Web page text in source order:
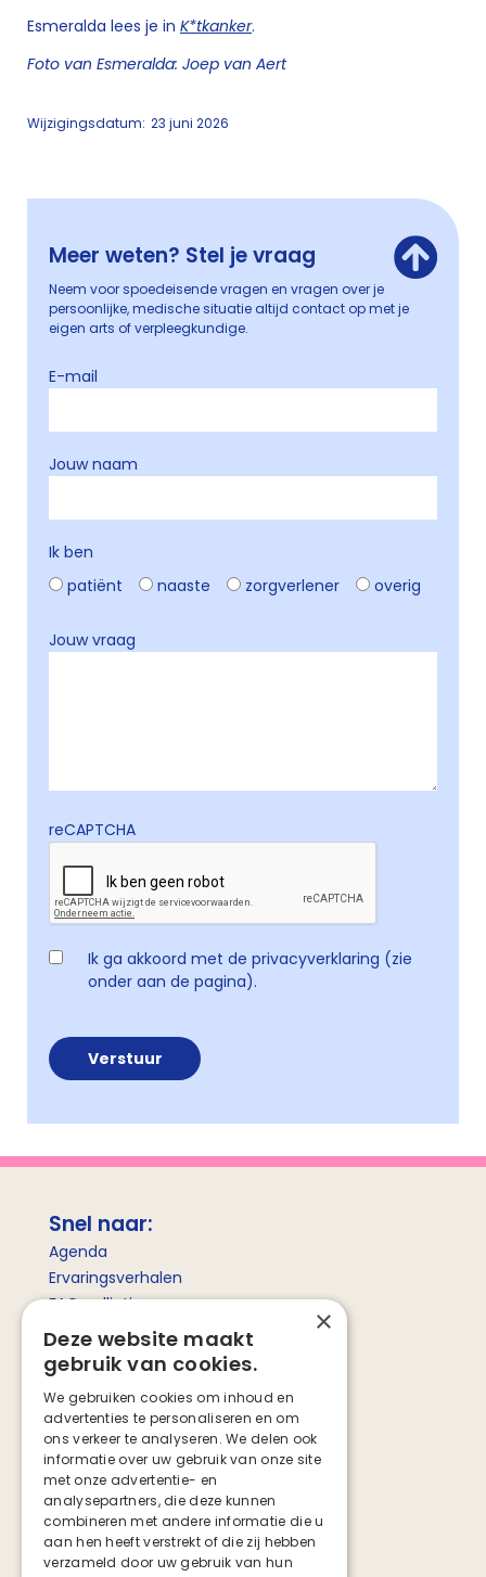
Esmeralda lees je in K*tkanker.
Foto van Esmeralda: Joep van Aert
Wijzigingsdatum: 23 juni 2026
Meer weten? Stel je vraag
Neem voor spoedeisende vragen en vragen over je
persoonlijke, medische situatie altijd contact op met je
eigen arts of verpleegkundige.
E-mail
Jouw naam
Ik ben
patiënt
naaste zorgverlener overig
Jouw vraag
reCAPTCHA
Ik ga akkoord met de privacyverklaring (zie
onder aan de pagina).
Snel naar:
Agenda
Ervaringsverhalen
FAQ palliatieve zorg
Betekenis palliatieve zorg
Social media
Facebook
Instagram
TikTok
×
Deze website maakt
gebruik van cookies.
We gebruiken cookies om inhoud en
advertenties te personaliseren en om
ons verkeer te analyseren. We delen ook
informatie over uw gebruik van onze site
met onze advertentie- en
analysepartners, die deze kunnen
combineren met andere informatie die u
aan hen heeft verstrekt of die zij hebben
verzameld door uw gebruik van hun